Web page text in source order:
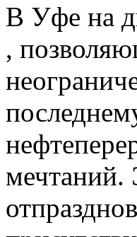
В Уфе на
,
мечтаний.